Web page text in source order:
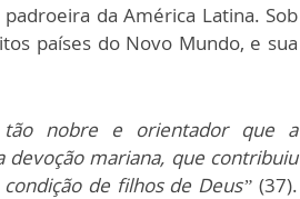
padroeira da América Latina. Sob
países do Novo Mundo, e sua
tão nobre e orientador que a
mariana, que contribuiu
de filhos de Deus” (37).